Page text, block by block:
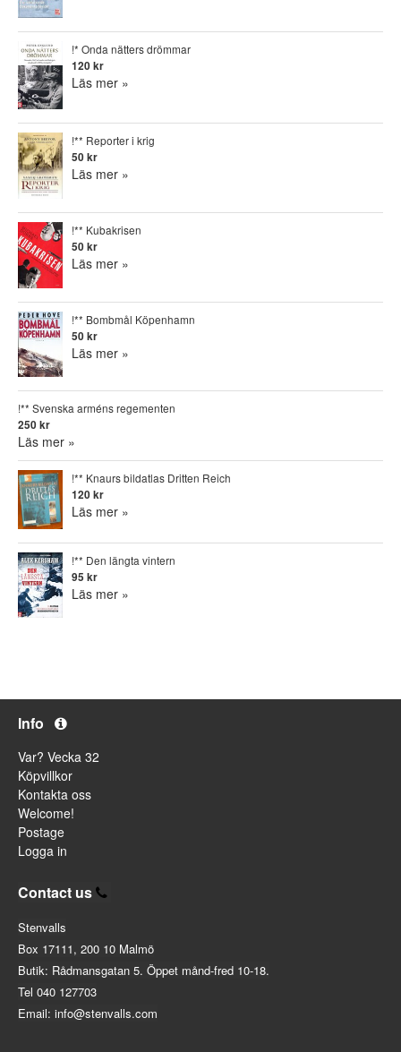
!* Onda nätters drömmar
120 kr
Läs mer »
!** Reporter i krig
50 kr
Läs mer »
!** Kubakrisen
50 kr
Läs mer »
!** Bombmål Köpenhamn
50 kr
Läs mer »
!** Svenska arméns regementen
250 kr
Läs mer »
!** Knaurs bildatlas Dritten Reich
120 kr
Läs mer »
!** Den längta vintern
95 kr
Läs mer »
Info
Var? Vecka 32
Köpvillkor
Kontakta oss
Welcome!
Postage
Logga in
Contact us
Stenvalls
Box 17111, 200 10 Malmö
Butik: Rådmansgatan 5. Öppet månd-fred 10-18.
Tel 040 127703
Email: info@stenvalls.com